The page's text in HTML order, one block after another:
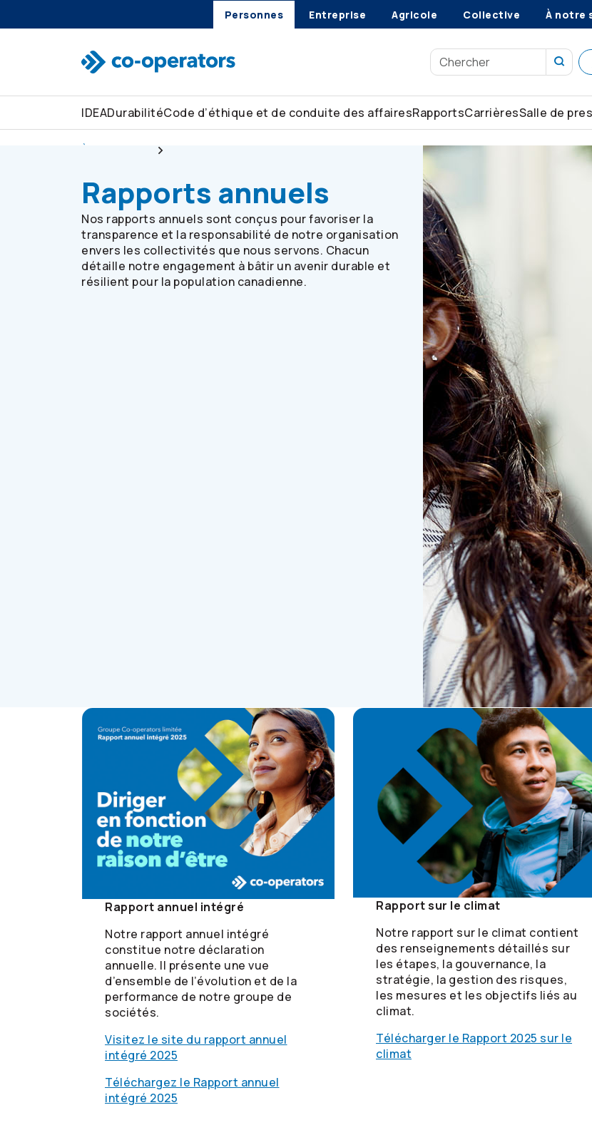
Personnes Entreprise Agricole Collective À notre
IDEADurabilitéCode d’éthique et de conduite des affairesRapportsCarrièresSalle de
À notre sujet
Rapports annuels
Nos rapports annuels sont conçus pour favoriser la
transparence et la responsabilité de notre organisation
envers les collectivités que nous servons. Chacun
détaille notre engagement à bâtir un avenir durable et
résilient pour la population canadienne.
Rapport annuel intégré
Notre rapport annuel intégré
constitue notre déclaration
annuelle. Il présente une vue
d’ensemble de l’évolution et de la
performance de notre groupe de
sociétés.
Visitez le site du rapport annuel
intégré 2025
Téléchargez le Rapport annuel
intégré 2025
Rapport sur le climat
Notre rapport sur le climat contient
des renseignements détaillés sur
les étapes, la gouvernance, la
stratégie, la gestion des risques,
les mesures et les objectifs liés au
climat.
Télécharger le Rapport 2025 sur le
climat